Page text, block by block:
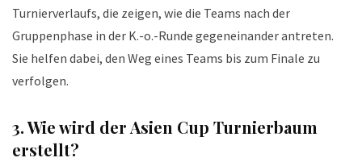
Turnierverlaufs, die zeigen, wie die Teams nach der
Gruppenphase in der K.-o.-Runde gegeneinander antreten.
Sie helfen dabei, den Weg eines Teams bis zum Finale zu
verfolgen.
3.Wie wird der Asien Cup Turnierbaum
erstellt?